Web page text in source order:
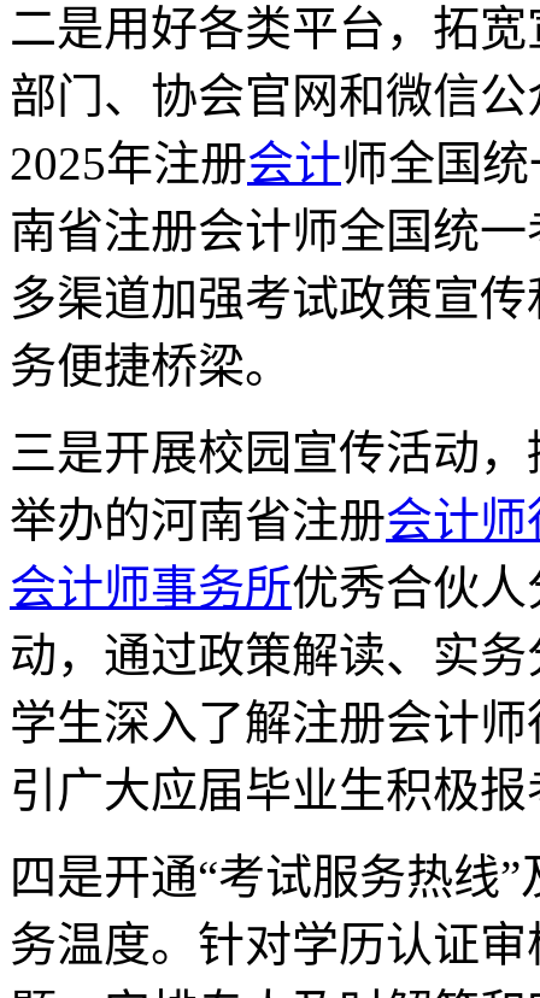
二是用好各类平台，拓
部门、协会官网和微信
2025年注册会计师全国
南省注册会计师全国统
多渠道加强考试政策宣
务便捷桥梁。
三是开展校园宣传活动
举办的河南省注册会计师
会计师事务所优秀合伙
动，通过政策解读、实
学生深入了解注册会计
引广大应届毕业生积极报
四是开通“考试服务热线
务温度。针对学历认证